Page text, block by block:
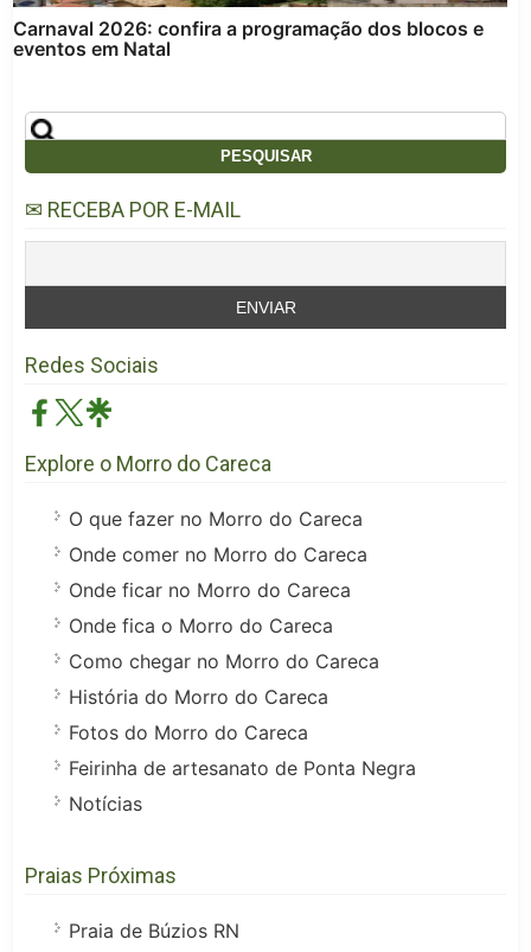
Carnaval 2026: confira a programação dos blocos e
eventos em Natal
✉ RECEBA POR E-MAIL
Redes Sociais
Explore o Morro do Careca
O que fazer no Morro do Careca
Onde comer no Morro do Careca
Onde ficar no Morro do Careca
Onde fica o Morro do Careca
Como chegar no Morro do Careca
História do Morro do Careca
Fotos do Morro do Careca
Feirinha de artesanato de Ponta Negra
Notícias
Praias Próximas
Praia de Búzios RN